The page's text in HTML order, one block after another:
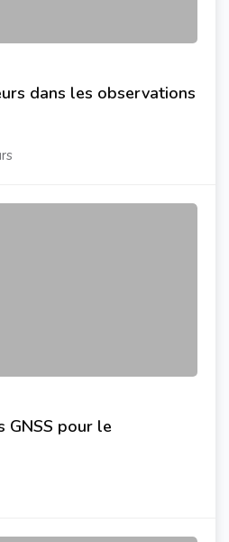
dans les observations
GNSS pour le